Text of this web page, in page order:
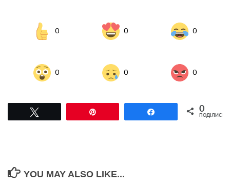
0 0 0
0 0 0
Поділитися0
ПОДІЛИСЬ
YOU MAY ALSO LIKE...